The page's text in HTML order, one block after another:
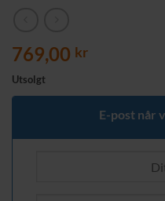
769,00 kr
Utsolgt
E-post når